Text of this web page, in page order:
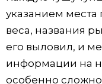
указанием
веса, названия
его выловил, и
информации на
особенно